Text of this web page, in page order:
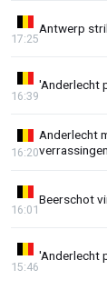
Antwerp
17:25
'Anderlecht
16:39
Anderlecht
verrassingen
16:20
Beerschot
16:01
'Anderlecht
15:46